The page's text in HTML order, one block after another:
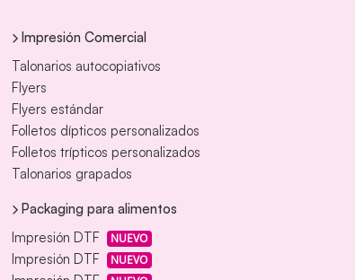
Impresión Comercial
Talonarios autocopiativos
Flyers
Flyers estándar
Folletos dípticos personalizados
Folletos trípticos personalizados
Talonarios grapados
Packaging para alimentos
Impresión DTF
NUEVO
Impresión DTF NUEVO